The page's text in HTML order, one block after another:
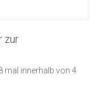
zur
mal innerhalb von 4